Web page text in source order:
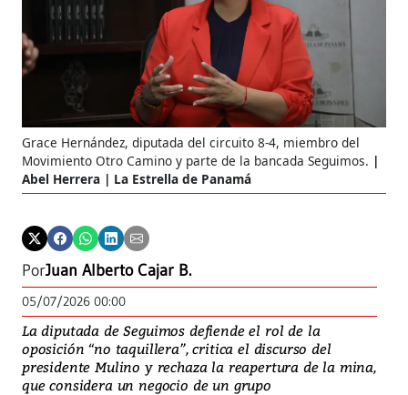
Grace Hernández, diputada del circuito 8-4, miembro del
Movimiento Otro Camino y parte de la bancada Seguimos.
Abel Herrera | La Estrella de Panamá
PorJuan Alberto Cajar B.
05/07/2026 00:00
La diputada de Seguimos defiende el rol de la
oposición “no taquillera”, critica el discurso del
presidente Mulino y rechaza la reapertura de la mina,
que considera un negocio de un grupo